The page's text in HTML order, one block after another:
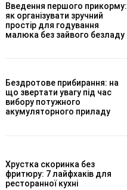
Введення першого прикорму:
як організувати зручний
простір для годування
малюка без зайвого безладу
Бездротове прибирання: на
що звертати увагу під час
вибору потужного
акумуляторного приладу
Хрустка скоринка без
фритюру: 7 лайфхаків для
ресторанної кухні